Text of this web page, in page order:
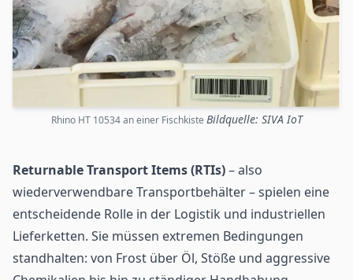
Rhino HT 10534 an einer Fischkiste Bildquelle: SIVA IoT
Returnable Transport Items (RTIs)– also
wiederverwendbare Transportbehälter – spielen eine
entscheidende Rolle in der Logistik und industriellen
Lieferketten. Sie müssen extremen Bedingungen
standhalten: von Frost über Öl, Stöße und aggressive